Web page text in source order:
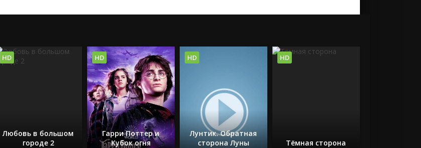
Любовь в большом
городе 2
HD
Гарри Поттер и
Кубок огня
HD
Лунтик. Обратная
сторона Луны
HD
Тёмная сторона
HD